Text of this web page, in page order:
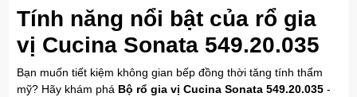
Tính năng nổi bật của rổ gia
vị Cucina Sonata 549.20.035
Bạn muốn tiết kiệm không gian bếp đồng thời tăng tính thẩm
mỹ? Hãy khám phá Bộ rổ gia vị Cucina Sonata 549.20.035 -